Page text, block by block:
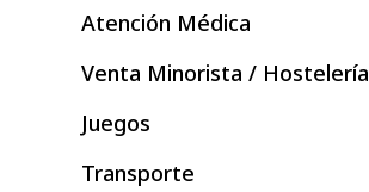
Atención Médica
Venta Minorista / Hostelería
Juegos
Transporte